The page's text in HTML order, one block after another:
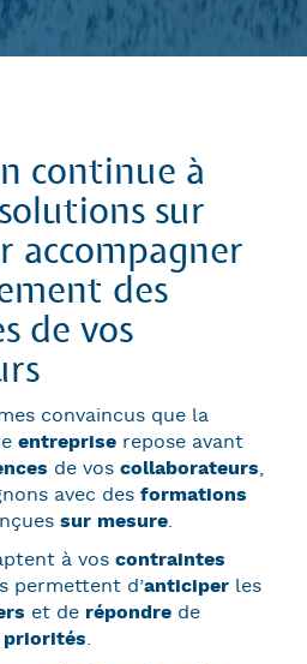
continue à
sur
accompagner
des
de vos
convaincus que la
entreprise repose avant
de vos collaborateurs,
avec des formations
sur mesure.
à vos contraintes
permettent d’anticiper les
et de répondre de
priorités.